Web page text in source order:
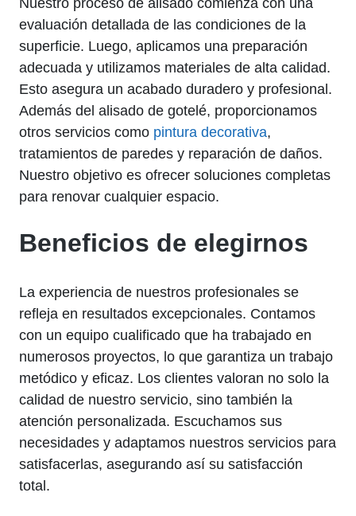
evaluación detallada de las condiciones de la
superficie. Luego, aplicamos una preparación
adecuada y utilizamos materiales de alta calidad.
Esto asegura un acabado duradero y profesional.
Además del alisado de gotelé, proporcionamos
otros servicios como pintura decorativa,
tratamientos de paredes y reparación de daños.
Nuestro objetivo es ofrecer soluciones completas
para renovar cualquier espacio.
Beneficios de elegirnos
La experiencia de nuestros profesionales se
refleja en resultados excepcionales. Contamos
con un equipo cualificado que ha trabajado en
numerosos proyectos, lo que garantiza un trabajo
metódico y eficaz. Los clientes valoran no solo la
calidad de nuestro servicio, sino también la
atención personalizada. Escuchamos sus
necesidades y adaptamos nuestros servicios para
satisfacerlas, asegurando así su satisfacción
total.